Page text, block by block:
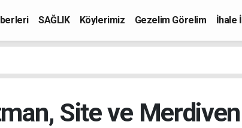
SAĞLIK Köylerimiz Gezelim Görelim
İhale
Site ve